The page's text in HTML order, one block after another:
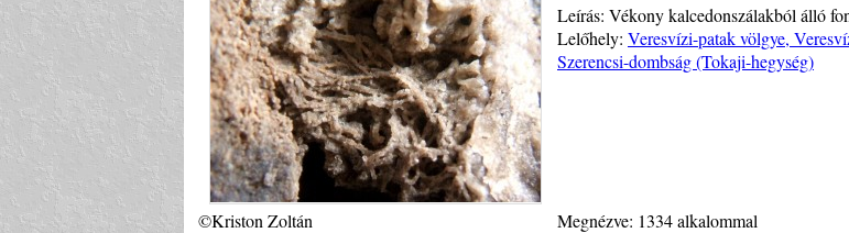
Leírás: Vékony kalcedonszálakból álló
Lelőhely: Veresvízi-patak völgye,
Szerencsi-dombság (Tokaji-hegység)
©Kriston Zoltán Megnézve: 1334 alkalommal